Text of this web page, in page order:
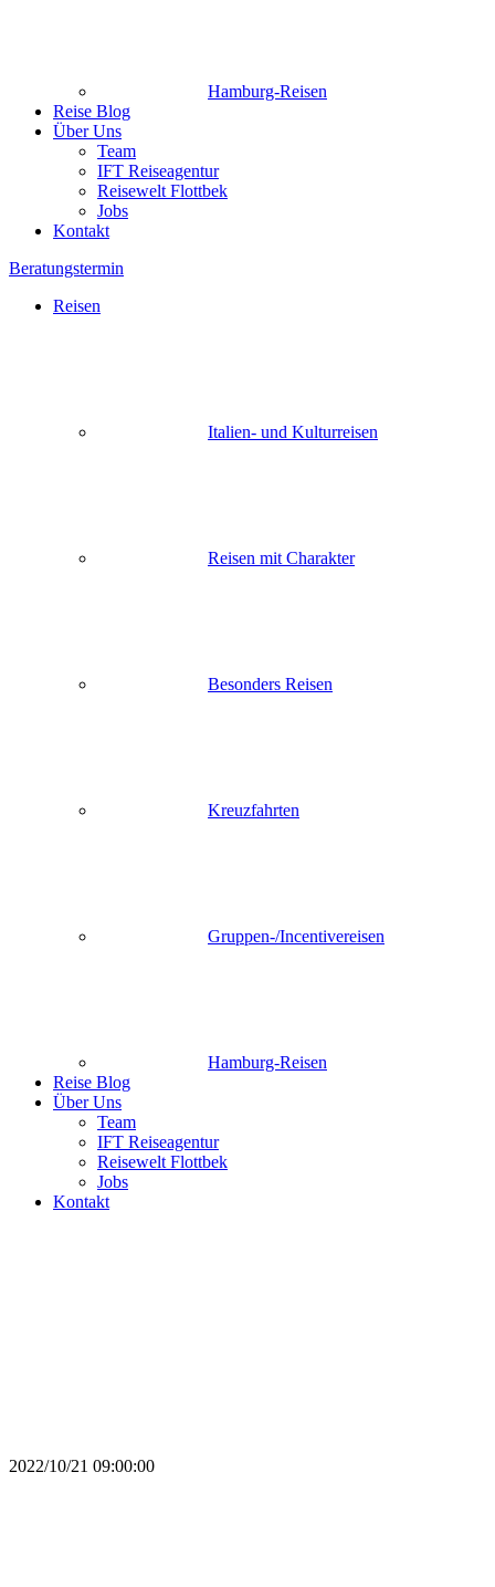
Hamburg-Reisen
Reise Blog
Über Uns
Team
IFT Reiseagentur
Reisewelt Flottbek
Jobs
Kontakt
Beratungstermin
Reisen
Italien- und Kulturreisen
Reisen mit Charakter
Besonders Reisen
Kreuzfahrten
Gruppen-/Incentivereisen
Hamburg-Reisen
Reise Blog
Über Uns
Team
IFT Reiseagentur
Reisewelt Flottbek
Jobs
Kontakt
2022/10/21 09:00:00